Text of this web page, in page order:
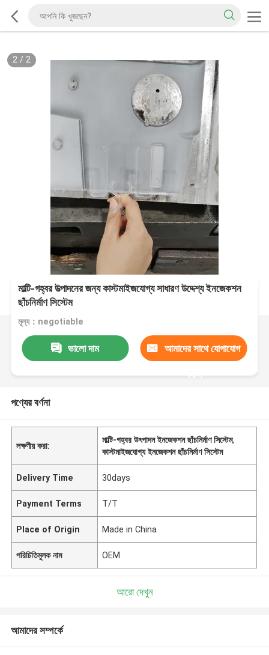
2/ 2
মাল্টি-গহ্বর উত্পাদনের জন্য কাস্টমাইজযোগ্য সাধারণ উদ্দেশ্য ইনজেকশন
ছাঁচনির্মাণ সিস্টেম
মূল্য：negotiable
ভালো দাম আমাদের সাথে যোগাযোগ
করুন
পণ্যের বর্ণনা
লক্ষণীয় করা:
মাল্টি-গহ্বর উৎপাদন ইনজেকশন ছাঁচনির্মাণ সিস্টেম,
কাস্টমাইজযোগ্য ইনজেকশন ছাঁচনির্মাণ সিস্টেম
Delivery Time 30days
Payment Terms T/T
Place of Origin Made in China
পরিচিতিমুলক নাম OEM
আরো দেখুন
আমাদের সম্পর্কে